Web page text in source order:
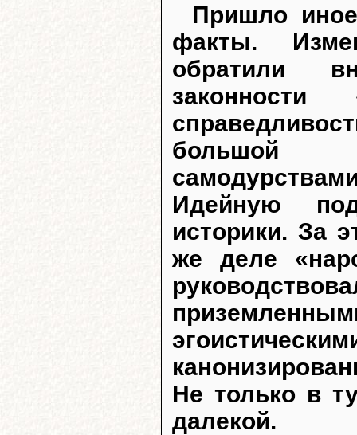
Пришло
факты.
обратили
законности
большой
Идейную
историки. За
же деле
Не только в
далекой.